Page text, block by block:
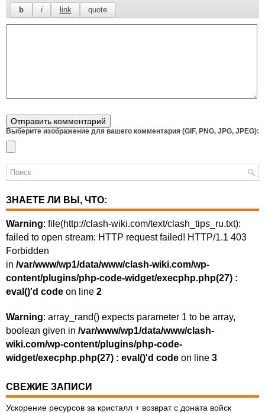
Выберите изображение для вашего комментария (GIF, PNG, JPG, JPEG):
ЗНАЕТЕ ЛИ ВЫ, ЧТО:
Warning: file(http://clash-wiki.com/text/clash_tips_ru.txt):
failed to open stream: HTTP request failed! HTTP/1.1 403
Forbidden
in /var/www/wp1/data/www/clash-wiki.com/wp-
content/plugins/php-code-widget/execphp.php(27) :
eval()'d code on line 2
Warning: array_rand() expects parameter 1 to be array,
boolean given in /var/www/wp1/data/www/clash-
wiki.com/wp-content/plugins/php-code-
widget/execphp.php(27) : eval()'d code on line 3
СВЕЖИЕ ЗАПИСИ
Ускорение ресурсов за кристалл + возврат с доната войск